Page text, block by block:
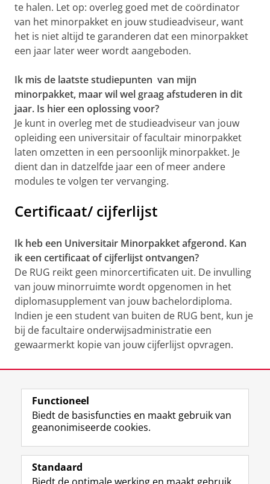
te halen. Let op: overleg goed met de coördinator
van het minorpakket en jouw studieadviseur, want
het is niet altijd te garanderen dat een minorpakket
een jaar later weer wordt aangeboden.
Ik mis de laatste studiepunten van mijn
minorpakket, maar wil wel graag afstuderen in dit
jaar. Is hier een oplossing voor?
Je kunt in overleg met de studieadviseur van jouw
opleiding een universitair of facultair minorpakket
laten omzetten in een persoonlijk minorpakket. Je
dient dan in datzelfde jaar een of meer andere
modules te volgen ter vervanging.
Certificaat/ cijferlijst
Ik heb een Universitair Minorpakket afgerond. Kan
ik een certificaat of cijferlijst ontvangen?
De RUG reikt geen minorcertificaten uit. De invulling
van jouw minorruimte wordt opgenomen in het
diplomasupplement van jouw bachelordiploma.
Indien je een student van buiten de RUG bent, kun je
bij de facultaire onderwijsadministratie een
gewaarmerkt kopie van jouw cijferlijst opvragen.
View this page in:English
Volg de RUG
F
a
L
i
R
S
I
n
Y
o
Functioneel
Biedt de basisfuncties en maakt gebruik van
geanonimiseerde cookies.
Standaard